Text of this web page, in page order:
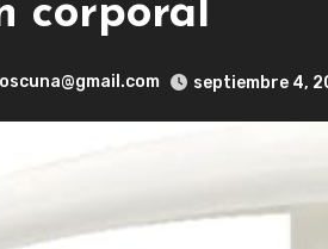
corporal
septiembre 4,